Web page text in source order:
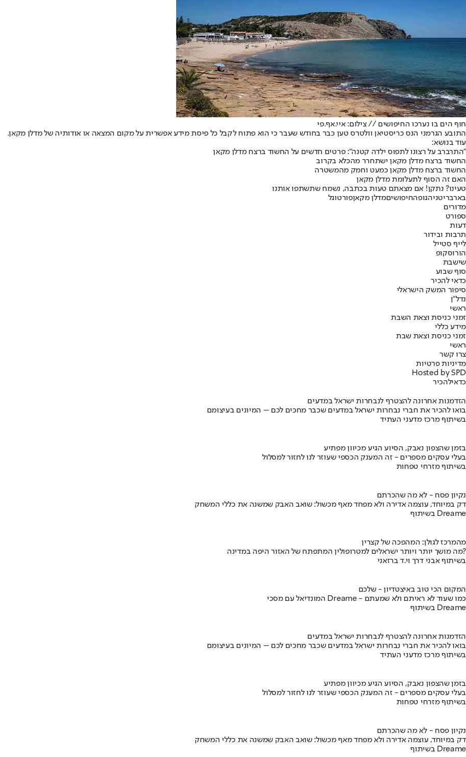
חוף הים בו נערכו החיפושים // צילום: איי.אף.פי
התובע הגרמני הנס כריסטיאן וולטרס טען כבר בחודש שעבר כי הוא פתוח לקבל כל פיסת מידע אפשרית על מקום המצאה או אודותיה של מדלן מקאן.
עוד בנושא:
"התרברב על רצונו לתפוס ילדה קטנה": פרטים חדשים על החשוד ברצח מדלן מקאן
החשוד ברצח מדלן מקאן ישתחרר מהכלא בקרוב
החשוד ברצח מדלן מקאן כמעט וחמק מהמשטרה
האם זה הסוף לתעלומת מדלן מקאן
טעינו? נתקן! אם מצאתם טעות בכתבה, נשמח שתשתפו אותנו
בארבריטניהגופהחיפושיםמדלן מקאןפורטוגל
מדורים
ספורט
דעות
תרבות ובידור
לייף סטייל
הורוסקופ
שישבת
סוף שבוע
כדאי להכיר
סיפור המשק הישראלי
נדל"ן
ראשי
זמני כניסת וצאת השבת
מידע כללי
זמני כניסת וצאת שבת
ראשי
צרו קשר
מדיניות פרטיות
Hosted by SPD
כדאילהכיר
הזדמנות אחרונה להצטרף לנבחרות ישראל במדעים
בואו להכיר את חברי נבחרות ישראל במדעים שכבר מחכים לכם – המיונים בעיצומם
בשיתוף מרכז מדעני העתיד
בזמן שהצפון נאבק, הסיוע הגיע מכיוון מפתיע
בעלי עסקים מספרים - זה המענק הכספי שעוזר לנו לחזור למסלול
בשיתוף מזרחי טפחות
נקיון פסח - לא מה שהכרתם
דק במיוחד, עוצמה אדירה ולא מפחד מאף מכשול: שואב האבק שמשנה את כללי המשחק
בשיתוף Dreame
מהמרכז לגולן: המהפכה של קצרין
מה מושך יותר ויותר ישראלים למטרופולין המתפתח של האזור היפה במדינה?
בשיתוף אבני דרך וי.ד ברזאני
המקום הכי טוב באיצטדיון - שלכם
המונדיאל עם מסכי Dreame - כמו שעוד לא ראיתם ולא שמעתם
בשיתוף Dreame
הזדמנות אחרונה להצטרף לנבחרות ישראל במדעים
בואו להכיר את חברי נבחרות ישראל במדעים שכבר מחכים לכם – המיונים בעיצומם
בשיתוף מרכז מדעני העתיד
בזמן שהצפון נאבק, הסיוע הגיע מכיוון מפתיע
בעלי עסקים מספרים - זה המענק הכספי שעוזר לנו לחזור למסלול
בשיתוף מזרחי טפחות
נקיון פסח - לא מה שהכרתם
דק במיוחד, עוצמה אדירה ולא מפחד מאף מכשול: שואב האבק שמשנה את כללי המשחק
בשיתוף Dreame